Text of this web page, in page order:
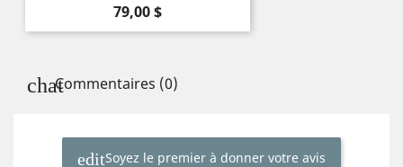
Prix
79,00 $
Commentaires (0)
Soyez le premier à donner votre avis